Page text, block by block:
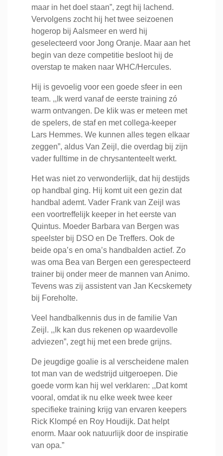
maar in het doel staan”, zegt hij lachend.
Vervolgens zocht hij het twee seizoenen
hogerop bij Aalsmeer en werd hij
geselecteerd voor Jong Oranje. Maar aan het
begin van deze competitie besloot hij de
overstap te maken naar WHC/Hercules.
Hij is gevoelig voor een goede sfeer in een
team. ,,Ik werd vanaf de eerste training zó
warm ontvangen. De klik was er meteen met
de spelers, de staf en met collega-keeper
Lars Hemmes. We kunnen alles tegen elkaar
zeggen”, aldus Van Zeijl, die overdag bij zijn
vader fulltime in de chrysantenteelt werkt.
Het was niet zo verwonderlijk, dat hij destijds
op handbal ging. Hij komt uit een gezin dat
handbal ademt. Vader Frank van Zeijl was
een voortreffelijk keeper in het eerste van
Quintus. Moeder Barbara van Bergen was
speelster bij DSO en De Treffers. Ook de
beide opa’s en oma’s handbalden actief. Zo
was oma Bea van Bergen een gerespecteerd
trainer bij onder meer de mannen van Animo.
Tevens was zij assistent van Jan Kecskemety
bij Foreholte.
Veel handbalkennis dus in de familie Van
Zeijl. ,,Ik kan dus rekenen op waardevolle
adviezen”, zegt hij met een brede grijns.
De jeugdige goalie is al verscheidene malen
tot man van de wedstrijd uitgeroepen. Die
goede vorm kan hij wel verklaren: ,,Dat komt
vooral, omdat ik nu elke week twee keer
specifieke training krijg van ervaren keepers
Rick Klompé en Roy Houdijk. Dat helpt
enorm. Maar ook natuurlijk door de inspiratie
van opa.”